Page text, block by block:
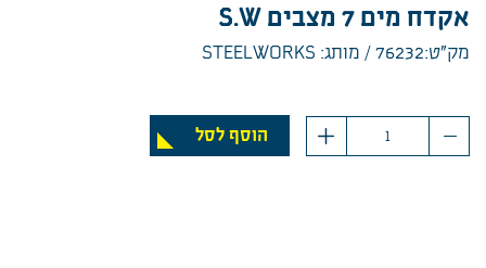
אקדח מים 7 מצבים S.W
מק”ט:76232 מותג: STEELWORKS
הוסף לסל